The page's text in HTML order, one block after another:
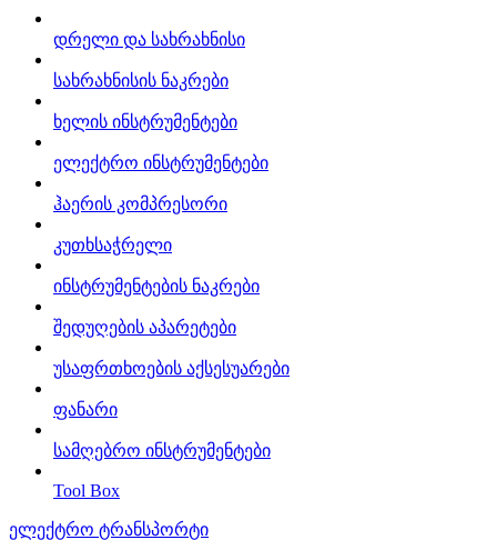
დრელი და სახრახნისი
სახრახნისის ნაკრები
ხელის ინსტრუმენტები
ელექტრო ინსტრუმენტები
ჰაერის კომპრესორი
კუთხსაჭრელი
ინსტრუმენტების ნაკრები
შედუღების აპარეტები
უსაფრთხოების აქსესუარები
ფანარი
სამღებრო ინსტრუმენტები
Tool Box
ელექტრო ტრანსპორტი